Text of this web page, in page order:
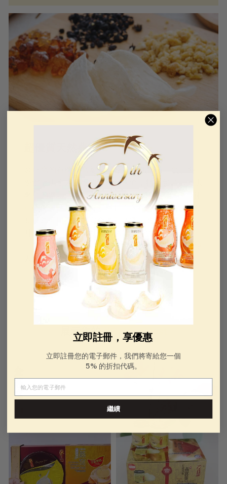
超優質天然燕窩
金燕窩的有機燕窩羹 每個碗都提供優質品質。每
份都提供令人愉悅的質感和味道，精心包裝，提供
奢華的體驗。我們專有的三步驟傳統手部清潔技術
可確保每個巢穴保持完整且不含有害化學物質，使
其成為節日禮物的安全優質選擇。透過以下方式提
升您的節日慶祝活動金燕窩的超優質即時燕窩 湯
－是任何節日菜餚中令人愉悅的補充，也是送給親
人的特殊禮物。
展示您的#GoldenNest
立即註冊，享優惠
立即註冊您的電子郵件，我們將寄給您一個
5% 的折扣代碼。
繼續